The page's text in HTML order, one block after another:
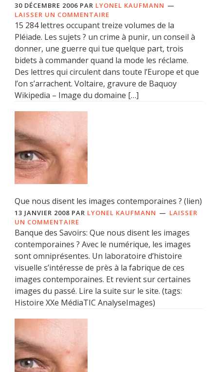
30 DÉCEMBRE 2006 PAR LYONEL KAUFMANN
LAISSER UN COMMENTAIRE
15 284 lettres occupant treize volumes de la
Pléiade. Les sujets ? un crime à punir, un conseil à
donner, une guerre qui tue quelque part, trois
bidets à commander quand la mode les réclame.
Des lettres qui circulent dans toute l’Europe et que
l’on s’arrachent. Voltaire, gravure de Baquoy
Wikipedia – Image du domaine […]
Que nous disent les images contemporaines ? (lien)
13 JANVIER 2008 PAR LYONEL KAUFMANN
LAISSER
UN COMMENTAIRE
Banque des Savoirs: Que nous disent les images
contemporaines ? Avec le numérique, les images
sont omniprésentes. Un laboratoire d’histoire
visuelle s’intéresse de près à la fabrique de ces
images contemporaines. Et revient sur certaines
images du passé. Lire la suite sur le site. (tags:
Histoire XXe MédiaTIC AnalyseImages)